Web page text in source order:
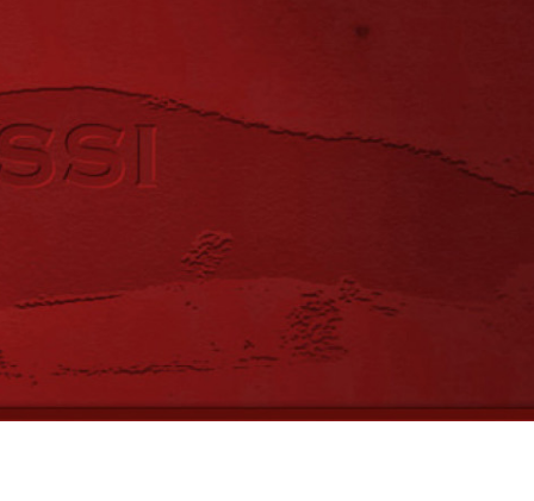
Montepulciano
Cabernet- Sauvignon
Sangiovese